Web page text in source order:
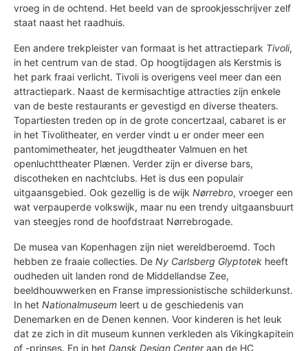
vroeg in de ochtend. Het beeld van de sprookjesschrijver zelf
staat naast het raadhuis.
Een andere trekpleister van formaat is het attractiepark Tivoli,
in het centrum van de stad. Op hoogtijdagen als Kerstmis is
het park fraai verlicht. Tivoli is overigens veel meer dan een
attractiepark. Naast de kermisachtige attracties zijn enkele
van de beste restaurants er gevestigd en diverse theaters.
Topartiesten treden op in de grote concertzaal, cabaret is er
in het Tivolitheater, en verder vindt u er onder meer een
pantomimetheater, het jeugdtheater Valmuen en het
openluchttheater Plænen. Verder zijn er diverse bars,
discotheken en nachtclubs. Het is dus een populair
uitgaansgebied. Ook gezellig is de wijk Nørrebro, vroeger een
wat verpauperde volkswijk, maar nu een trendy uitgaansbuurt
van steegjes rond de hoofdstraat Nørrebrogade.
De musea van Kopenhagen zijn niet wereldberoemd. Toch
hebben ze fraaie collecties. De Ny Carlsberg Glyptotek heeft
oudheden uit landen rond de Middellandse Zee,
beeldhouwwerken en Franse impressionistische schilderkunst.
In het Nationalmuseum leert u de geschiedenis van
Denemarken en de Denen kennen. Voor kinderen is het leuk
dat ze zich in dit museum kunnen verkleden als Vikingkapitein
of -prinses. En in het Dansk Design Centeraan de HC